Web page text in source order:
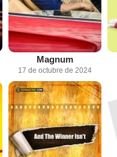
Magnum
17 de octubre de 2024